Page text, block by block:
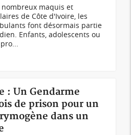
nombreux maquis et
de Côte d'Ivoire, les
font désormais partie
Enfants, adolescents ou
: Un Gendarme
de prison pour un
dans un